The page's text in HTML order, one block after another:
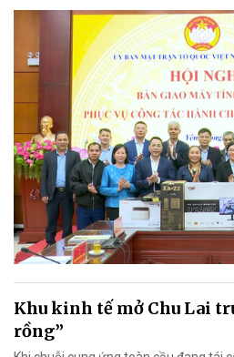
Khu kinh tế mở Chu Lai
rồng”